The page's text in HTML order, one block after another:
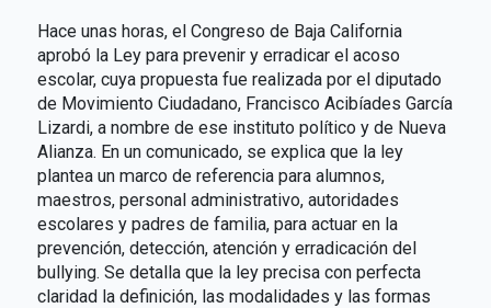
Hace unas horas, el Congreso de Baja California
aprobó la Ley para prevenir y erradicar el acoso
escolar, cuya propuesta fue realizada por el diputado
de Movimiento Ciudadano, Francisco Acibíades García
Lizardi, a nombre de ese instituto político y de Nueva
Alianza. En un comunicado, se explica que la ley
plantea un marco de referencia para alumnos,
maestros, personal administrativo, autoridades
escolares y padres de familia, para actuar en la
prevención, detección, atención y erradicación del
bullying. Se detalla que la ley precisa con perfecta
claridad la definición, las modalidades y las formas